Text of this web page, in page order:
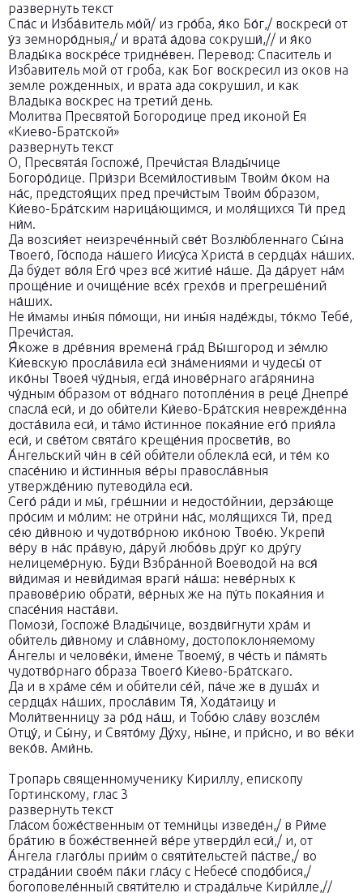
развернуть текст
Спа́с и Изба́витель мо́й/ из гро́ба, я́ко Бо́г,/ воскреси́ от
у́з земноро́дныя,/ и врата́ а́дова сокруши́,// и я́ко
Влады́ка воскре́се тридне́вен. Перевод: Спаситель и
Избавитель мой от гроба, как Бог воскресил из оков на
земле рожденных, и врата ада сокрушил, и как
Владыка воскрес на третий день.
Молитва Пресвятой Богородице пред иконой Ея
«Киево-Братской»
развернуть текст
О, Пресвята́я Госпоже́, Пречи́стая Влады́чице
Богоро́дице. При́зри Всеми́лостивым Твои́м о́ком на
на́с, предстоя́щих пред пречи́стым Твои́м о́бразом,
Ки́ево-Бра́тским нарица́ющимся, и моля́щихся Ти́ пред
ни́м.
Да возсия́ет неизрече́нный све́т Возлю́бленнаго Сы́на
Твоего́, Го́спода на́шего Иису́са Христа́ в сердца́х на́ших.
Да бу́дет во́ля Его́ чрез все́ житие́ на́ше. Да да́рует на́м
проще́ние и очище́ние все́х грехо́в и прегреше́ний
на́ших.
Не и́мамы ины́я по́мощи, ни ины́я наде́жды, то́кмо Тебе́,
Пречи́стая.
Я́коже в дре́вния времена́ гра́д Вы́шгород и зе́млю
Ки́евскую просла́вила еси́ зна́мениями и чудесы́ от
ико́ны Твоея́ чу́дныя, егда́ инове́рнаго ага́рянина
чу́дным о́бразом от во́днаго потопле́ния в реце́ Днепре́
спасла́ еси́, и до оби́тели Ки́ево-Бра́тския неврежде́нна
доста́вила еси́, и та́мо и́стинное покая́ние его́ прия́ла
еси́, и све́том свята́го креще́ния просвети́в, во
А́нгельский чи́н в се́й оби́тели облекла́ еси́, и те́м ко
спасе́нию и и́стинныя ве́ры правосла́вныя
утвержде́нию путеводи́ла еси́.
Сего́ ра́ди и мы́, гре́шнии и недосто́йнии, дерза́юще
про́сим и мо́лим: не отри́ни на́с, моля́щихся Ти́, пред
се́ю ди́вною и чудотво́рною ико́ною Твое́ю. Укрепи́
ве́ру в на́с пра́вую, да́руй любо́вь дру́г ко дру́гу
нелицеме́рную. Бу́ди Взбра́нной Воеводой на вся́
ви́димая и неви́димая враги́ на́ша: неве́рных к
правове́рию обрати́, ве́рных же на пу́ть покая́ния и
спасе́ния наста́ви.
Помози́, Госпоже́ Влады́чице, воздви́гнути хра́м и
оби́тель ди́вному и сла́вному, достопоклоняемому
А́нгелы и челове́ки, и́мене Твоему́, в че́сть и па́мять
чудотво́рнаго о́браза Твоего́ Ки́ево-Бра́тскаго.
Да и в хра́ме се́м и оби́тели се́й, па́че же в душа́х и
сердца́х на́ших, просла́вим Тя́, Хода́таицу и
Моли́твенницу за ро́д на́ш, и Тобо́ю сла́ву возсле́м
Отцу́, и Сы́ну, и Свято́му Ду́ху, ны́не, и при́сно, и во ве́ки
веко́в. Ами́нь.
Тропарь священномученику Кириллу, епископу
Гортинскому, глас 3
развернуть текст
Гла́сом боже́ственным от темни́цы изведе́н,/ в Ри́ме
бра́тию в боже́ственней ве́ре утверди́л еси́,/ и, от
А́нгела глаго́лы прии́м о святи́тельстей па́стве,/ во
страда́нии свое́м па́ки гла́су с Небесе́ сподо́бися,/
богоповеле́нный святи́телю и страда́льче Кири́лле,//